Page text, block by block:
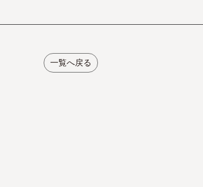
一覧へ戻る